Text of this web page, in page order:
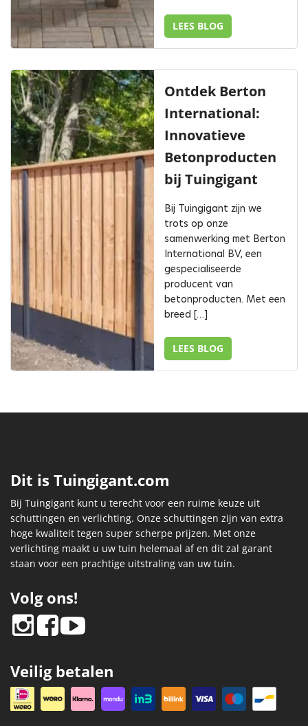
LEES BLOG
Ontdek Berton
International:
Innovatieve
Betonproducten
bij Tuingigant
Bij Tuingigant zijn we
trots op onze
samenwerking met Berton
International BV, een
gespecialiseerde
producent van
betonproducten. Met een
breed […]
LEES BLOG
Dit is Tuingigant.com
Bij Tuingigant kunt u terecht voor een ruime keuze uit
schuttingen en verlichting. Onze schuttingen zijn van extra
hoge kwaliteit tegen super scherpe prijzen. Met onze
verlichting maakt u uw tuin helemaal af en dit zal garant
staan voor een prachtige uitstraling van uw tuin.
Volg ons!
Veilig betalen